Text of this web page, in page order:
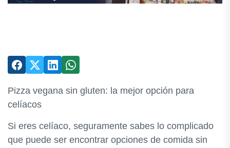
Pizza vegana sin gluten: la mejor opción para
celíacos
Si eres celíaco, seguramente sabes lo complicado
que puede ser encontrar opciones de comida sin